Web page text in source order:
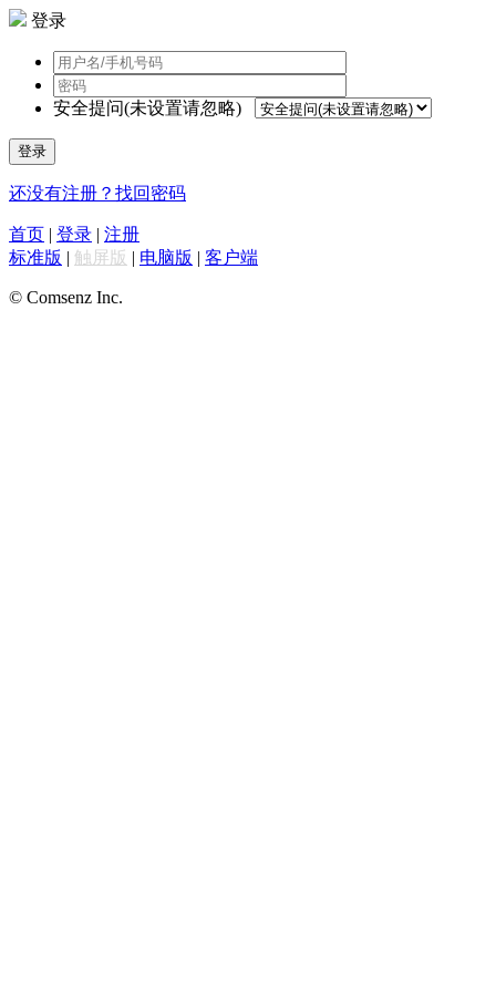
登录
安全提问(未设置请忽略)
登录
还没有注册？ 找回密码
首页 | 登录 | 注册
标准版 | 触屏版 | 电脑版 | 客户端
© Comsenz Inc.